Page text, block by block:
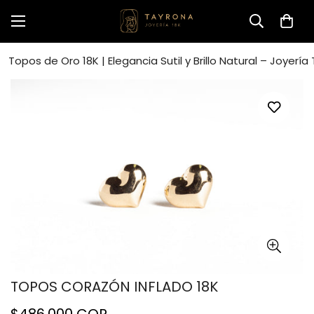
Topos de Oro 18K | Elegancia Sutil y Brillo Natural – Joyería
TOPOS CORAZÓN INFLADO 18K